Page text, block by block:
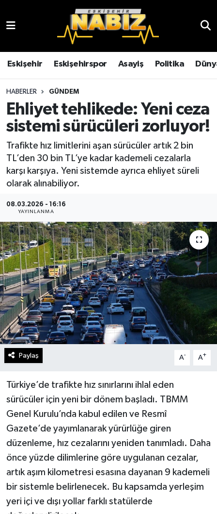
Eskişehir Eskişehirspor Asayiş Politika
HABERLER GÜNDEM
Ehliyet tehlikede: Yeni ceza
sistemi sürücüleri zorluyor!
Trafikte hız limitlerini aşan sürücüler artık 2 bin
TL’den 30 bin TL’ye kadar kademeli cezalarla
karşı karşıya. Yeni sistemde ayrıca ehliyet süreli
olarak alınabiliyor.
08.03.2026 - 16:16
YAYINLANMA
Paylaş A- A+
Türkiye’de trafikte hız sınırlarını ihlal eden
sürücüler için yeni bir dönem başladı. TBMM
Genel Kurulu’nda kabul edilen ve Resmî
Gazete’de yayımlanarak yürürlüğe giren
düzenleme, hız cezalarını yeniden tanımladı. Daha
önce yüzde dilimlerine göre uygulanan cezalar,
artık aşım kilometresi esasına dayanan 9 kademeli
bir sistemle belirlenecek. Bu kapsamda yerleşim
yeri içi ve dışı yollar farklı statülerde
Çevre
Eğitim
Eskişehir
Eskişehirspor
Genel
Gündem
Kültür Sanat
Magazin
Politika
Sağlık
Spor
Teknoloji
Yurttan
Eskişehir Hava Durumu
Eskişehir Trafik Yoğunluk Haritası
TFF 3.Lig 4.Grup Puan Durumu ve Fikstür
Tüm Manşetler
Haber Arşivi